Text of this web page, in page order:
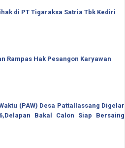
di PT Tigaraksa Satria Tbk Kediri
Rampas Hak Pesangon Karyawan
(PAW) Desa Pattallassang Digelar
Bakal Calon Siap Bersaing